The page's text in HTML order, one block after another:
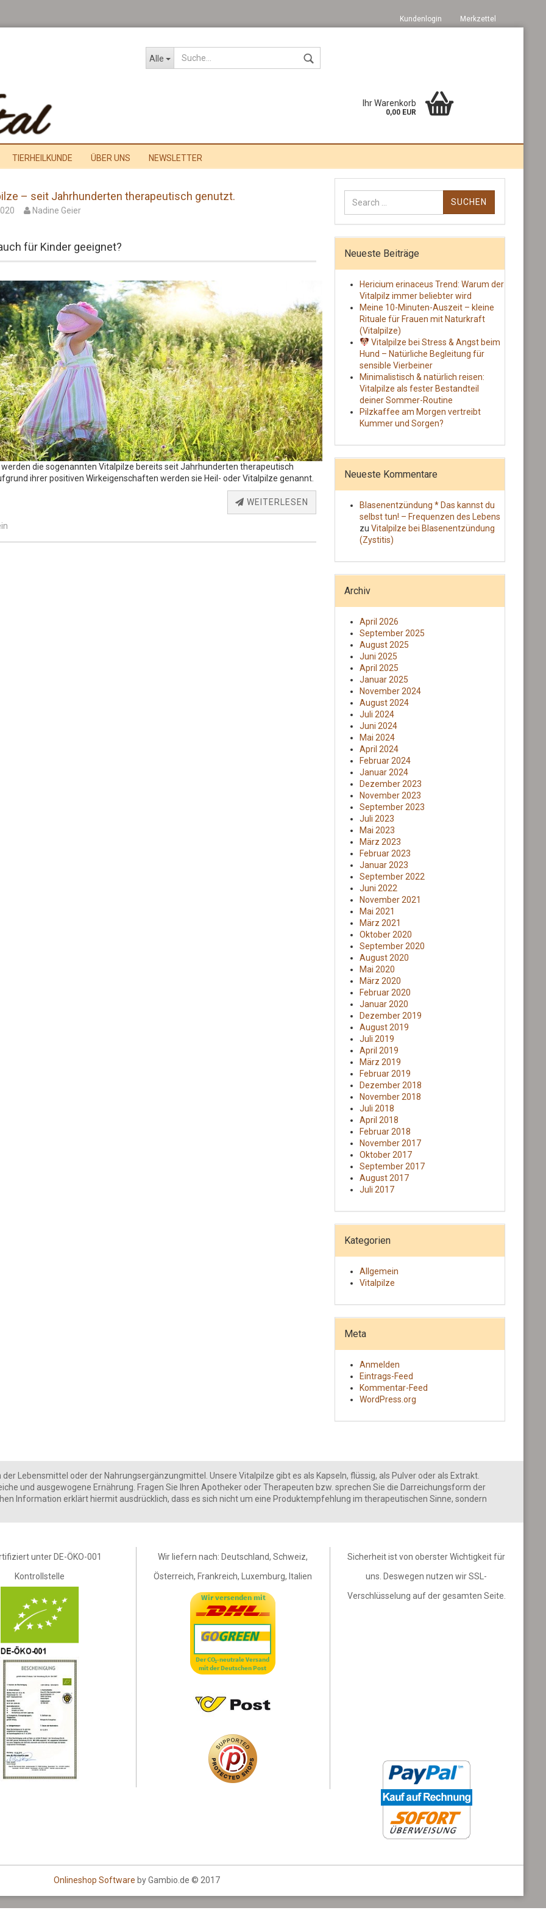
Kundenlogin
Passwort vergessen?
Merkzettel
Alle
Ihr Warenkorb
0,00 EUR
TIERHEILKUNDE ÜBER UNS NEWSLETTER
– seit Jahrhunderten therapeutisch genutzt.
Nadine Geier
für Kinder geeignet?
werden die sogenannten Vitalpilze bereits seit Jahrhunderten therapeutisch
ihrer positiven Wirkeigenschaften werden sie Heil- oder Vitalpilze genannt.
WEITERLESEN
Suchen
nach:
Neueste Beiträge
Hericium erinaceus Trend: Warum der
Vitalpilz immer beliebter wird
Meine 10-Minuten-Auszeit – kleine
Rituale für Frauen mit Naturkraft
(Vitalpilze)
Vitalpilze bei Stress & Angst beim
Hund – Natürliche Begleitung für
sensible Vierbeiner
Minimalistisch & natürlich reisen:
Vitalpilze als fester Bestandteil
deiner Sommer-Routine
Pilzkaffee am Morgen vertreibt
Kummer und Sorgen?
Neueste Kommentare
Blasenentzündung * Das kannst du
selbst tun! – Frequenzen des Lebens
zu Vitalpilze bei Blasenentzündung
(Zystitis)
Archiv
April 2026
September 2025
August 2025
Juni 2025
April 2025
Januar 2025
November 2024
August 2024
Juli 2024
Juni 2024
Mai 2024
April 2024
Februar 2024
Januar 2024
Dezember 2023
November 2023
September 2023
Juli 2023
Mai 2023
März 2023
Februar 2023
Januar 2023
September 2022
Juni 2022
November 2021
Mai 2021
März 2021
Oktober 2020
September 2020
August 2020
Mai 2020
März 2020
Februar 2020
Januar 2020
Dezember 2019
August 2019
Juli 2019
April 2019
März 2019
Februar 2019
Dezember 2018
November 2018
Juli 2018
April 2018
Februar 2018
November 2017
Oktober 2017
September 2017
August 2017
Juli 2017
Kategorien
Allgemein
Vitalpilze
Meta
Anmelden
Eintrags-Feed
Kommentar-Feed
WordPress.org
Lebensmittel oder der Nahrungsergänzungmittel. Unsere Vitalpilze gibt es als Kapseln, flüssig, als Pulver oder als Extrakt.
und ausgewogene Ernährung. Fragen Sie Ihren Apotheker oder Therapeuten bzw. sprechen Sie die Darreichungsform der
Information erklärt hiermit ausdrücklich, dass es sich nicht um eine Produktempfehlung im therapeutischen Sinne, sondern
unter DE-ÖKO-001
Kontrollstelle
Wir liefern nach: Deutschland, Schweiz,
Österreich, Frankreich, Luxemburg, Italien
Sicherheit ist von oberster Wichtigkeit für
uns. Deswegen nutzen wir SSL-
Verschlüsselung auf der gesamten Seite.
Onlineshop Software by Gambio.de © 2017